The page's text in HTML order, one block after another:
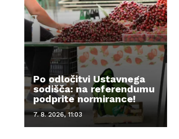
Po odločitvi Ustavnega
sodišča: na referendumu
podprite normirance!
7. 8. 2026, 11:03